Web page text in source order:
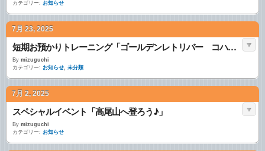
カテゴリー: お知らせ
7月 23, 2025
短期お預かりトレーニング「ゴールデンレトリバー コハル＆ボーダーコリー ラム」
By mizuguchi
カテゴリー: お知らせ, 未分類
7月 2, 2025
スペシャルイベント「高尾山へ登ろう♪」
By mizuguchi
カテゴリー: お知らせ